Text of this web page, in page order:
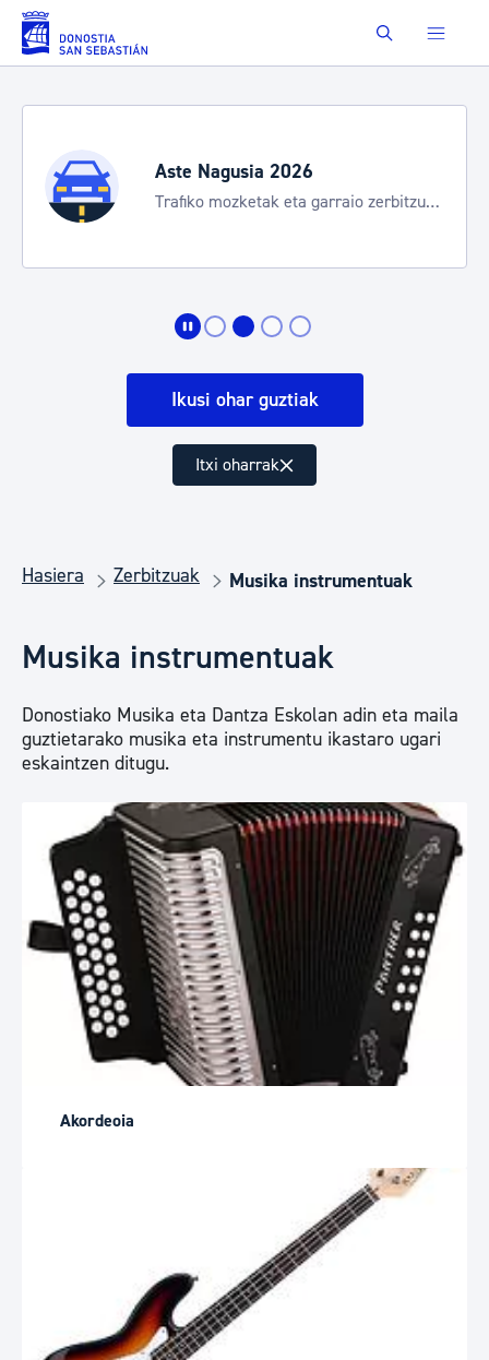
Eduki nagusira joan Buscar
Aste Nagusia 2026
Trafiko mozketak eta garraio zerbitzu
Ikusi ohar guztiak
Itxi oharrak
Hasiera Zerbitzuak Musika instrumentuak
Musika instrumentuak
Donostiako Musika eta Dantza Eskolan adin eta maila
guztietarako musika eta instrumentu ikastaro ugari
eskaintzen ditugu.
Akordeoia